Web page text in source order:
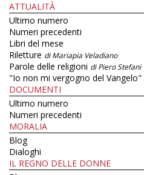
ATTUALITÀ
Ultimo numero
Numeri precedenti
Libri del mese
Riletture di Mariapia Veladiano
Parole delle religioni di Piero Stefani
"Io non mi vergogno del Vangelo"
DOCUMENTI
Ultimo numero
Numeri precedenti
MORALIA
Blog
Dialoghi
IL REGNO DELLE DONNE